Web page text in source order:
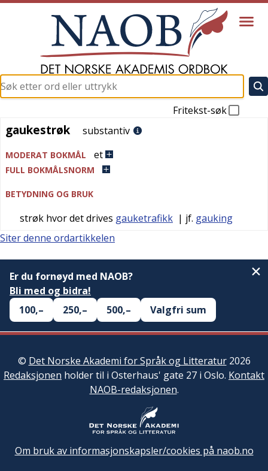
Fritekst-søk
gaukestrøk
gaukestrøk substantiv
MODERAT BOKMÅL et
FULL BOKMÅLSNORM
BETYDNING OG BRUK
strøk hvor det drives gauketrafikk | jf. gauking
Siter denne ordartikkelen
Er du fornøyd med NAOB?
Bli med og bidra!
100,–
250,– 500,– Valgfri sum
© Det Norske Akademi for Språk og Litteratur2026
Redaksjonen holder til i Osterhaus' gate 27 i Oslo. Kontakt
NAOB-redaksjonen.
Om bruk av informasjonskapsler/cookies på naob.no